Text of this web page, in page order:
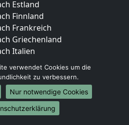
Estland
Finnland
Frankreich
Griechenland
Italien
Liechtenstein
Luxemburg
Niederlande
Norwegen
verwendet Cookies um die
zu verbessern.
Nur notwendige Cookies